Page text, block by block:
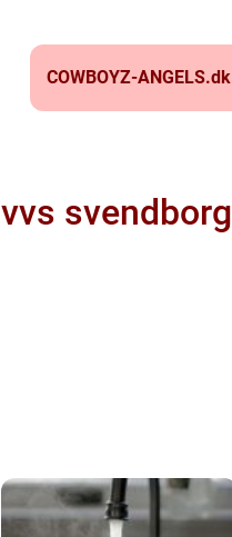
COWBOYZ-ANGELS.dk
vvs svendborg